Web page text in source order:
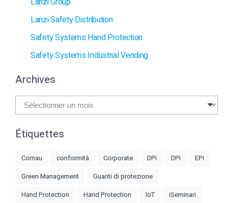
Lanzi Safety Distribution
Safety Systems Hand Protection
Safety Systems Industrial Vending
Archives
Archives
Étiquettes
Comau conformità Corporate DPI DPI
EPI
Green Management
Guanti di protezione
Hand Protection
Hand Protection IoT
iSeminari